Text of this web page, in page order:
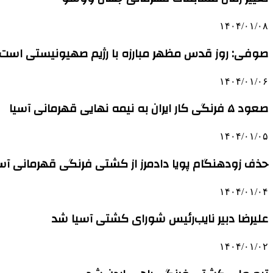
۱۴۰۴/۰۱/۰۸
صوفی: روز قدس مظهر مبارزه با رژیم صهیونیستی
۱۴۰۴/۰۱/۰۶
صعود ۵ فرنگی کار ایران به نیمه نهایی قهرمانی آسیا
۱۴۰۴/۰۱/۰۵
حذف زودهنگام پویا دادمرز از کشتی فرنگی قهرمانی
۱۴۰۴/۰۱/۰۴
علیرضا دبیر نایب‌رئیس شورای کشتی آسیا شد
۱۴۰۴/۰۱/۰۲